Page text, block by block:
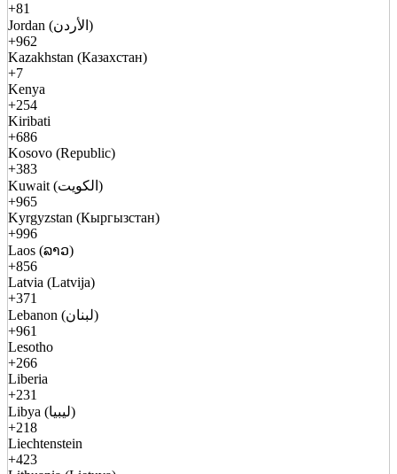
+81
Jordan (الأردن)
+962
Kazakhstan (Казахстан)
+7
Kenya
+254
Kiribati
+686
Kosovo (Republic)
+383
Kuwait (الكويت)
+965
Kyrgyzstan (Кыргызстан)
+996
Laos (ລາວ)
+856
Latvia (Latvija)
+371
Lebanon (لبنان)
+961
Lesotho
+266
Liberia
+231
Libya (ليبيا)
+218
Liechtenstein
+423